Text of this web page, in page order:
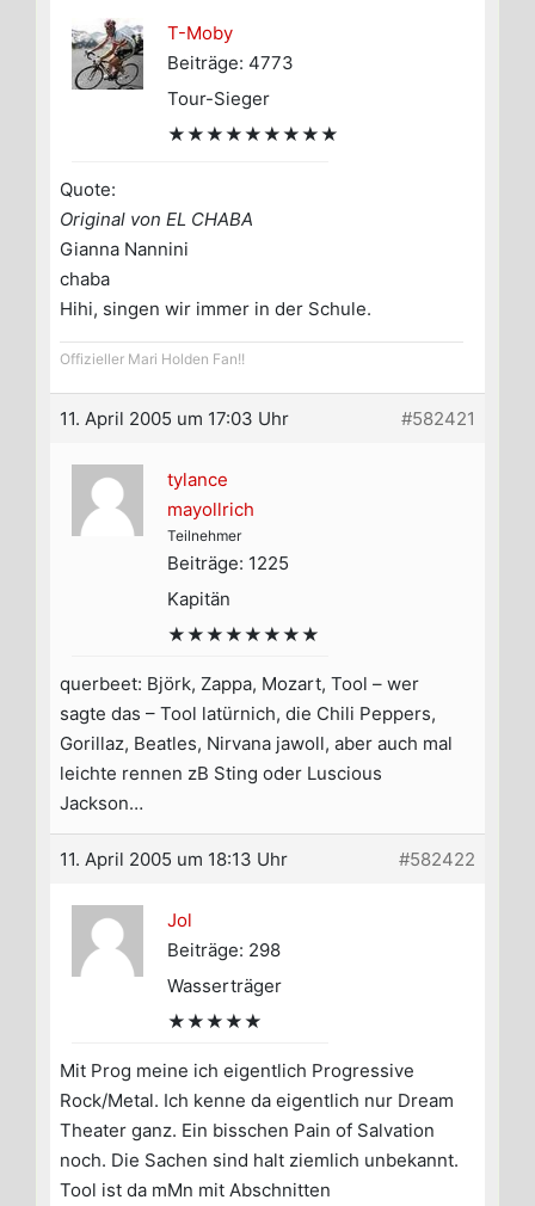
T-Moby
Beiträge: 4773
Tour-Sieger
★★★★★★★★★
Quote:
Original von EL CHABA
Gianna Nannini
chaba
Hihi, singen wir immer in der Schule.
Offizieller Mari Holden Fan!!
11. April 2005 um 17:03 Uhr #582421
tylance
mayollrich
Teilnehmer
Beiträge: 1225
Kapitän
★★★★★★★★
querbeet: Björk, Zappa, Mozart, Tool – wer
sagte das – Tool latürnich, die Chili Peppers,
Gorillaz, Beatles, Nirvana jawoll, aber auch mal
leichte rennen zB Sting oder Luscious
Jackson…
11. April 2005 um 18:13 Uhr #582422
Jol
Beiträge: 298
Wasserträger
★★★★★
Mit Prog meine ich eigentlich Progressive
Rock/Metal. Ich kenne da eigentlich nur Dream
Theater ganz. Ein bisschen Pain of Salvation
noch. Die Sachen sind halt ziemlich unbekannt.
Tool ist da mMn mit Abschnitten